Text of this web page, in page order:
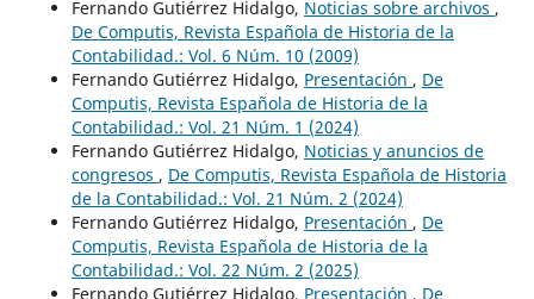
Fernando Gutiérrez Hidalgo, Noticias sobre archivos ,
De Computis, Revista Española de Historia de la
Contabilidad.: Vol. 6 Núm. 10 (2009)
Fernando Gutiérrez Hidalgo, Presentación , De
Computis, Revista Española de Historia de la
Contabilidad.: Vol. 21 Núm. 1 (2024)
Fernando Gutiérrez Hidalgo, Noticias y anuncios de
congresos , De Computis, Revista Española de Historia
de la Contabilidad.: Vol. 21 Núm. 2 (2024)
Fernando Gutiérrez Hidalgo, Presentación , De
Computis, Revista Española de Historia de la
Contabilidad.: Vol. 22 Núm. 2 (2025)
Fernando Gutiérrez Hidalgo, Presentación , De